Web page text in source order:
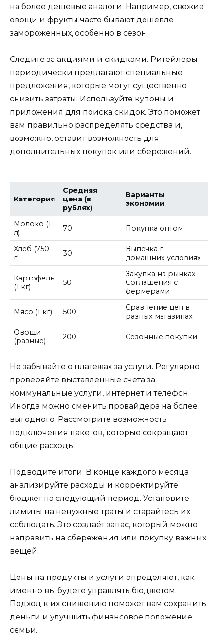
на более дешевые аналоги. Например, свежие
овощи и фрукты часто бывают дешевле
замороженных, особенно в сезон.
Следите за акциями и скидками. Ритейлеры
периодически предлагают специальные
предложения, которые могут существенно
снизить затраты. Используйте купоны и
приложения для поиска скидок. Это поможет
вам правильно распределять средства и,
возможно, оставит возможность для
дополнительных покупок или сбережений.
Категория
Средняя
цена (в
рублях)
Варианты
экономии
Молоко (1
л)
70 Покупка оптом
Хлеб (750
г)
30
Выпечка в
домашних условиях
Картофель
(1 кг)
50
Закупка на рынках
Соглашения с
фермерами
Мясо (1 кг) 500
Сравнение цен в
разных магазинах
Овощи
(разные)
200 Сезонные покупки
Не забывайте о платежах за услуги. Регулярно
проверяйте выставленные счета за
коммунальные услуги, интернет и телефон.
Иногда можно сменить провайдера на более
выгодного. Рассмотрите возможность
подключения пакетов, которые сокращают
общие расходы.
Подводите итоги. В конце каждого месяца
анализируйте расходы и корректируйте
бюджет на следующий период. Установите
лимиты на ненужные траты и старайтесь их
соблюдать. Это создаёт запас, который можно
направить на сбережения или покупку важных
вещей.
Цены на продукты и услуги определяют, как
именно вы будете управлять бюджетом.
Подход к их снижению поможет вам сохранить
деньги и улучшить финансовое положение
семьи.